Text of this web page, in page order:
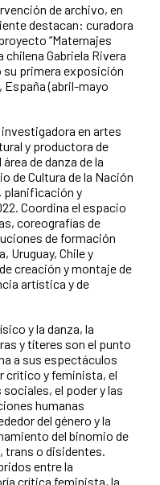
de archivo, en
destacan: curadora
“Maternajes
Gabriela Rivera
su primera exposición
España (abril-mayo
investigadora en artes
y productora de
de danza de la
de Cultura de la Nación
planificación y
Coordina el espacio
coreografías de
de formación
Uruguay, Chile y
creación y montaje de
artística y de
y la danza, la
y títeres son el punto
a sus espectáculos
crítico y feminista, el
el poder y las
humanas
del género y la
del binomio de
trans o disidentes.
entre la
crítica feminista, la